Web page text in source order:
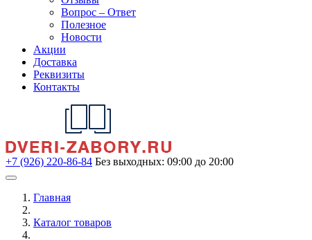
Вопрос – Ответ
Полезное
Новости
Акции
Доставка
Реквизиты
Контакты
+7 (926) 220-86-84 Без выходных: 09:00 до 20:00
Главная
Каталог товаров